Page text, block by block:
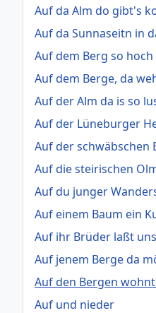
Auf da Alm do gibt's
Auf da Sunnaseitn in
Auf dem Berg so
Auf dem Berge, da
Auf der Alm da is so
Auf der Lüneburger
Auf der schwäbschen
Auf die steirischen
Auf du junger
Auf einem Baum ein
Auf ihr Brüder laßt
Auf jenem Berge da
Auf den Bergen
Auf und nieder